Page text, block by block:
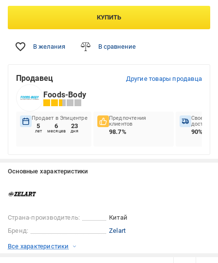
КУПИТЬ
В желания В сравнение
Продавец Другие товары продавца
Foods-Body
Продает в Эпицентре
5
лет
6
месяцев
23
дня
Предпочтения
клиентов
98.7%
доставок
90%
Основные характеристики
Страна-производитель:
Китай
Бренд:
Zelart
Все характеристики